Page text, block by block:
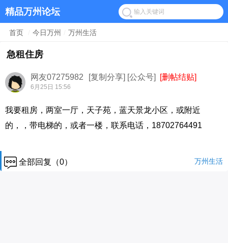
精品万州论坛
首页 今日万州 万州生活
急租住房
网友07275982
6月25日 15:56
[复制分享] [公众号] [删帖结贴]
我要租房，两室一厅，天子苑，蓝天景龙小区，或附近
的，，带电梯的，或者一楼，联系电话，18702764491
全部回复（0） 万州生活